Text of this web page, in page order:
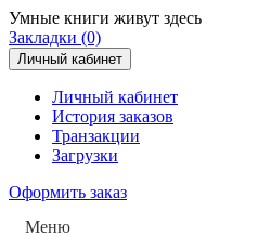
Умные книги живут здесь
Закладки (0)
Личный кабинет
Личный кабинет
История заказов
Транзакции
Загрузки
Оформить заказ
Меню